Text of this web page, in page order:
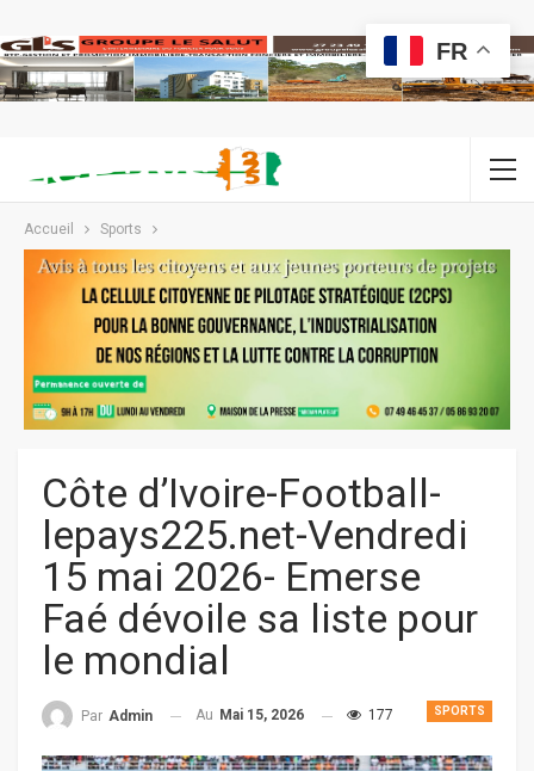
Accueil Sports
Côte d’Ivoire-Football-
lepays225.net-Vendredi
15 mai 2026- Emerse
Faé dévoile sa liste pour
le mondial
SPORTS
Par Admin Au Mai 15, 2026 177
FR